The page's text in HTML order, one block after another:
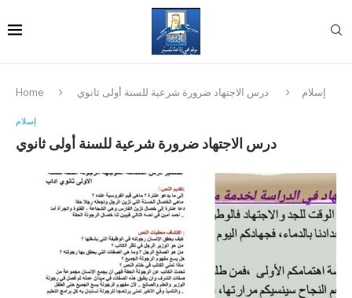
Home إسلام درس الاجتهاد ضرورة شرعية للسنة أولى ثانوي
إسلام
درس الاجتهاد ضرورة شرعية للسنة أولى ثانوي